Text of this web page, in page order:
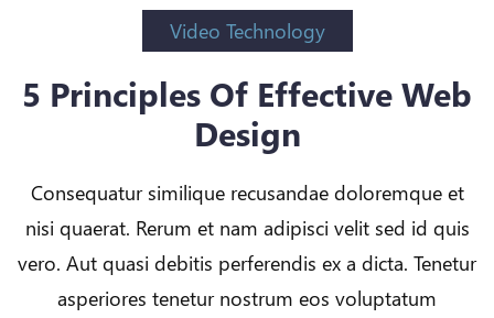
Video Technology
5 Principles Of Effective Web
Design
Consequatur similique recusandae doloremque et
nisi quaerat. Rerum et nam adipisci velit sed id quis
vero. Aut quasi debitis perferendis ex a dicta. Tenetur
asperiores tenetur nostrum eos voluptatum